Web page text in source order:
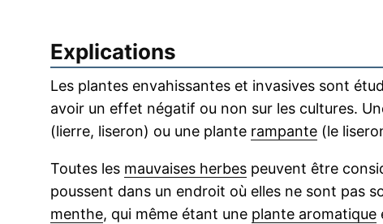
Explications
Les plantes envahissantes et invasives sont
avoir un effet négatif ou non sur les cultures.
(lierre, liseron) ou une plante rampante (le
Toutes les mauvaises herbes peuvent être
poussent dans un endroit où elles ne sont pas
menthe, qui même étant une plante aromatique